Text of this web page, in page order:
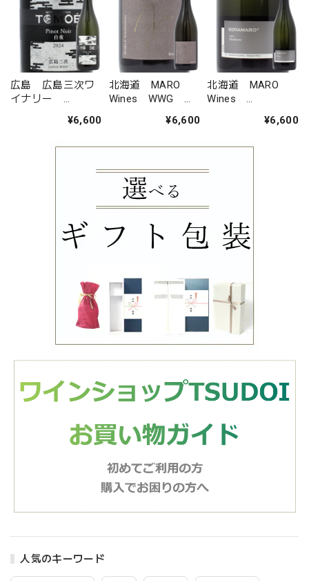
人気のキーワード
広島 広島三次ワ
イナリー
ワール 白夜 2024
¥6,600
北海道 MARO
Wines WWG
¥6,600
北海道 MARO
Wines
¥6,600